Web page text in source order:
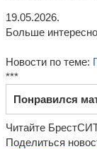
19.05.2026.
Больше
Новости по теме:
***
Понравился
Читайте
Поделиться